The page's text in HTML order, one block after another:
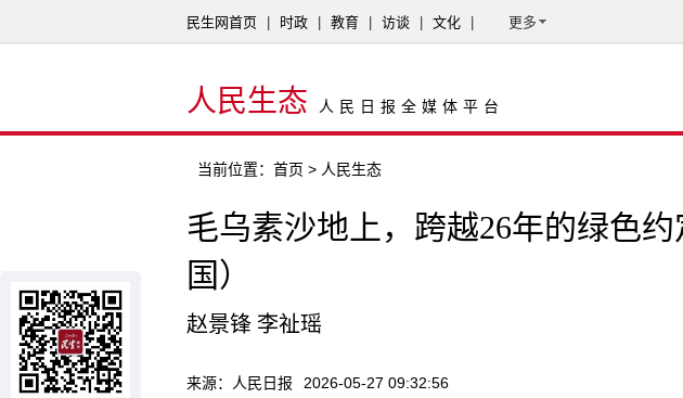
民生网首页 时政 教育 访谈 文化 更多
人民生态 人民日报全媒体平台
当前位置： 首页 > 人民生态
毛乌素沙地上，跨越26年的绿色
国）
赵景锋 李祉瑶
来源：人民日报 2026-05-27 09:32:56